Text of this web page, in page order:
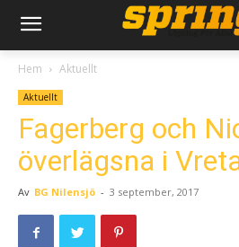
Hem Aktuellt
Aktuellt
Fagerberg och
överlägsna i
Av BG Nilensjö - 3 september, 2017